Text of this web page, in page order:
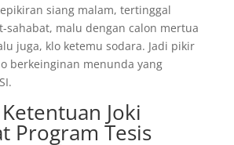
siang malam, tertinggal
sahabat, malu dengan calon mertua
juga, klo ketemu sodara. Jadi pikir
berkeinginan menunda yang
Joki
Program Tesis